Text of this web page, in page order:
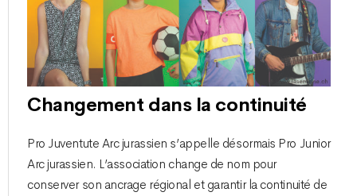
Changement dans la continuité
Pro Juventute Arc jurassien s’appelle désormais Pro Junior
Arc jurassien. L’association change de nom pour
conserver son ancrage régional et garantir la continuité de